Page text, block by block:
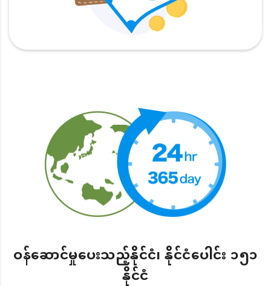
ဝန်ဆောင်မှုပေးသည့်နိုင်ငံ၊ နိုင်ငံပေါင်း ၁၅၁
နိုင်ငံ